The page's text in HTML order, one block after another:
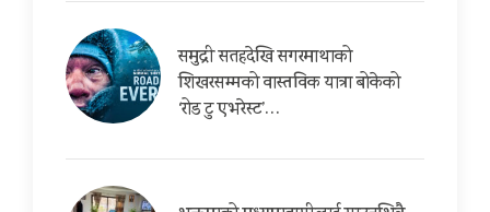
समुद्री सतहदेखि सगरमाथाको
शिखरसम्मको वास्तविक यात्रा बोकेको
‘रोड टु एभरेस्ट’…